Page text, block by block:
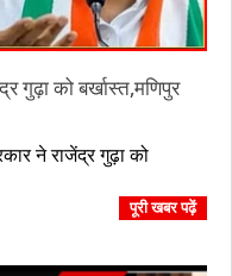
गुढ़ा को बर्खास्त,मणिपुर
ने राजेंद्र गुढ़ा को
पूरी खबर पढ़ें